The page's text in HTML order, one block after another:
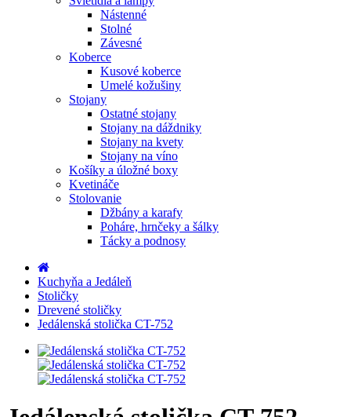
Nástenné
Stolné
Závesné
Koberce
Kusové koberce
Umelé kožušiny
Stojany
Ostatné stojany
Stojany na dáždniky
Stojany na kvety
Stojany na víno
Košíky a úložné boxy
Kvetináče
Stolovanie
Džbány a karafy
Poháre, hrnčeky a šálky
Tácky a podnosy
Kuchyňa a Jedáleň
Stoličky
Drevené stoličky
Jedálenská stolička CT-752